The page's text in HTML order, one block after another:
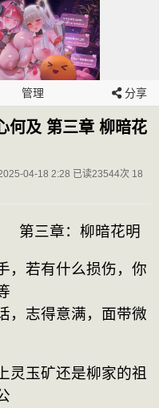
管理 分享
何及 第三章 柳暗花
04-18 2:28 已读23544次 18
暗花明
若有什么损伤，你
，志得意满，面带微
玉矿还是柳家的祖